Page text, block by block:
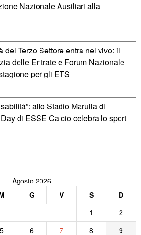
Nazionale Ausiliari alla
del Terzo Settore entra nel vivo: il
delle Entrate e Forum Nazionale
per gli ETS
allo Stadio Marulla di
di ESSE Calcio celebra lo sport
Agosto 2026
M G V S
D
1
2
5 6 7 8 9